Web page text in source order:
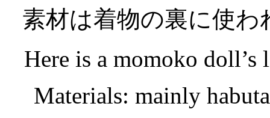
素材は着物の裏に使
Here is a momoko doll’s
Materials: mainly